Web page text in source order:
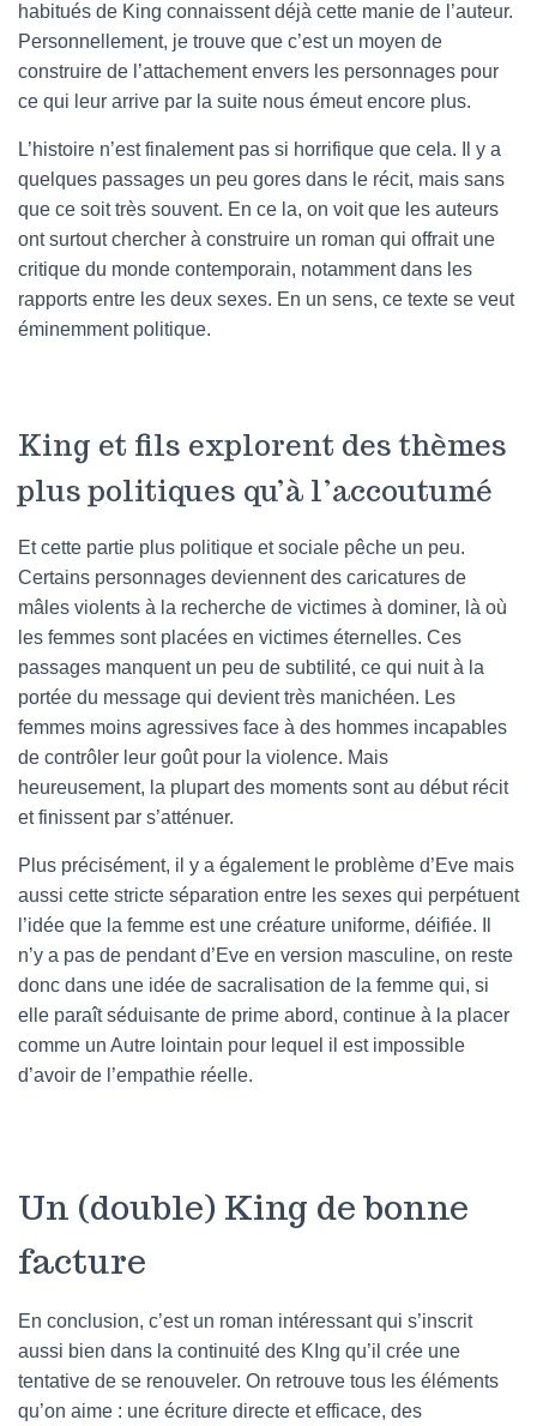
habitués de King connaissent déjà cette manie de l’auteur.
Personnellement, je trouve que c’est un moyen de
construire de l’attachement envers les personnages pour
ce qui leur arrive par la suite nous émeut encore plus.
L’histoire n’est finalement pas si horrifique que cela. Il y a
quelques passages un peu gores dans le récit, mais sans
que ce soit très souvent. En ce la, on voit que les auteurs
ont surtout chercher à construire un roman qui offrait une
critique du monde contemporain, notamment dans les
rapports entre les deux sexes. En un sens, ce texte se veut
éminemment politique.
King et fils explorent des thèmes
plus politiques qu’à l’accoutumé
Et cette partie plus politique et sociale pêche un peu.
Certains personnages deviennent des caricatures de
mâles violents à la recherche de victimes à dominer, là où
les femmes sont placées en victimes éternelles. Ces
passages manquent un peu de subtilité, ce qui nuit à la
portée du message qui devient très manichéen. Les
femmes moins agressives face à des hommes incapables
de contrôler leur goût pour la violence. Mais
heureusement, la plupart des moments sont au début récit
et finissent par s’atténuer.
Plus précisément, il y a également le problème d’Eve mais
aussi cette stricte séparation entre les sexes qui perpétuent
l’idée que la femme est une créature uniforme, déifiée. Il
n’y a pas de pendant d’Eve en version masculine, on reste
donc dans une idée de sacralisation de la femme qui, si
elle paraît séduisante de prime abord, continue à la placer
comme un Autre lointain pour lequel il est impossible
d’avoir de l’empathie réelle.
Un (double) King de bonne
facture
En conclusion, c’est un roman intéressant qui s’inscrit
aussi bien dans la continuité des KIng qu’il crée une
tentative de se renouveler. On retrouve tous les éléments
qu’on aime : une écriture directe et efficace, des